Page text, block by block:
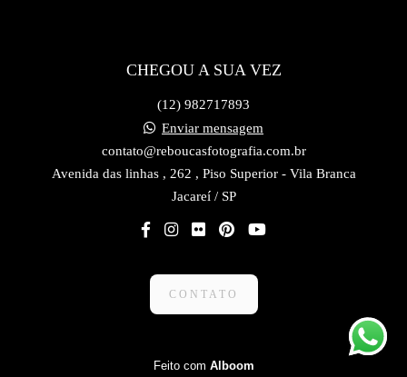
CHEGOU A SUA VEZ
(12) 982717893
Enviar mensagem
contato@reboucasfotografia.com.br
Avenida das linhas , 262 , Piso Superior - Vila Branca
Jacareí / SP
CONTATO
Feito com Alboom